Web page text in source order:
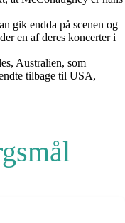
gik endda på scenen og
en af deres koncerter i
Australien, som
tilbage til USA,